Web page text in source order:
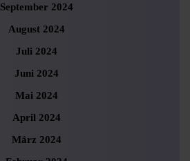
September 2024
August 2024
Juli 2024
Juni 2024
Mai 2024
April 2024
März 2024